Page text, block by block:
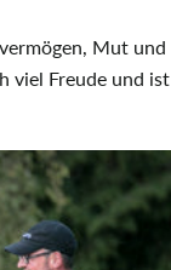
Mut und
viel Freude und